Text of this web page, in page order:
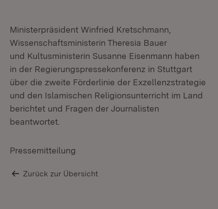
Ministerpräsident Winfried Kretschmann,
Wissenschaftsministerin Theresia Bauer
und Kultusministerin Susanne Eisenmann haben
in der Regierungspressekonferenz in Stuttgart
über die zweite Förderlinie der Exzellenzstrategie
und den Islamischen Religionsunterricht im Land
berichtet und Fragen der Journalisten
beantwortet.
Pressemitteilung
Zurück zur Übersicht